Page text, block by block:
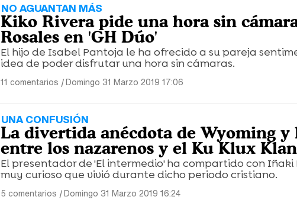
NO AGUANTAN MÁS
Kiko Rivera pide una hora sin
Rosales en 'GH Dúo'
El hijo de Isabel Pantoja le ha ofrecido a su pareja
idea de poder disfrutar una hora sin cámaras.
11 comentarios |Domingo 31 Marzo 2019 17:06
UNA CONFUSIÓN
La divertida anécdota de Wyoming y
entre los nazarenos y el Ku Klux Klan
El presentador de 'El intermedio' ha compartido con Iñaki
muy curioso que vivió durante dicho periodo cristiano.
5 comentarios |Domingo 31 Marzo 2019 16:24